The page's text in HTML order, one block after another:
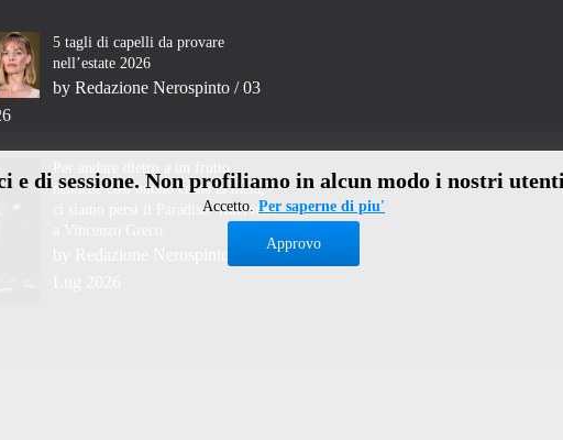
e di sessione. Non profiliamo in alcun modo i nostri
Accetto. Per saperne di piu'
Approvo
5 tagli di capelli da provare
nell’estate 2026
by Redazione Nerospinto / 03
neanche così buono come la mela,
ci siamo persi il Paradiso- Intervista